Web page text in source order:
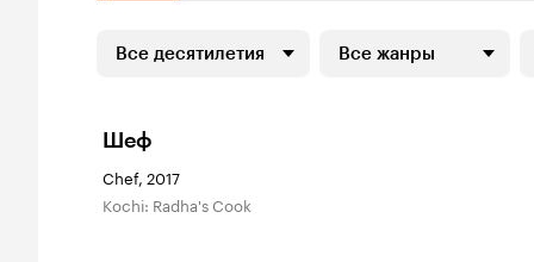
Все десятилетия Все жанры
Шеф
Chef, 2017
Kochi: Radha's Cook